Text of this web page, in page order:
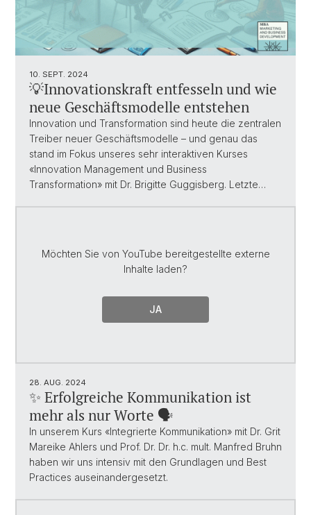
10. SEPT. 2024
💡Innovationskraft entfesseln und wie
neue Geschäftsmodelle entstehen
Innovation und Transformation sind heute die zentralen
Treiber neuer Geschäftsmodelle – und genau das
stand im Fokus unseres sehr interaktiven Kurses
«Innovation Management und Business
Transformation» mit Dr. Brigitte Guggisberg. Letzte…
Möchten Sie von YouTube bereitgestellte externe
Inhalte laden?
JA
28. AUG. 2024
✨ Erfolgreiche Kommunikation ist
mehr als nur Worte 🗣️
In unserem Kurs «Integrierte Kommunikation» mit Dr. Grit
Mareike Ahlers und Prof. Dr. Dr. h.c. mult. Manfred Bruhn
haben wir uns intensiv mit den Grundlagen und Best
Practices auseinandergesetzt.